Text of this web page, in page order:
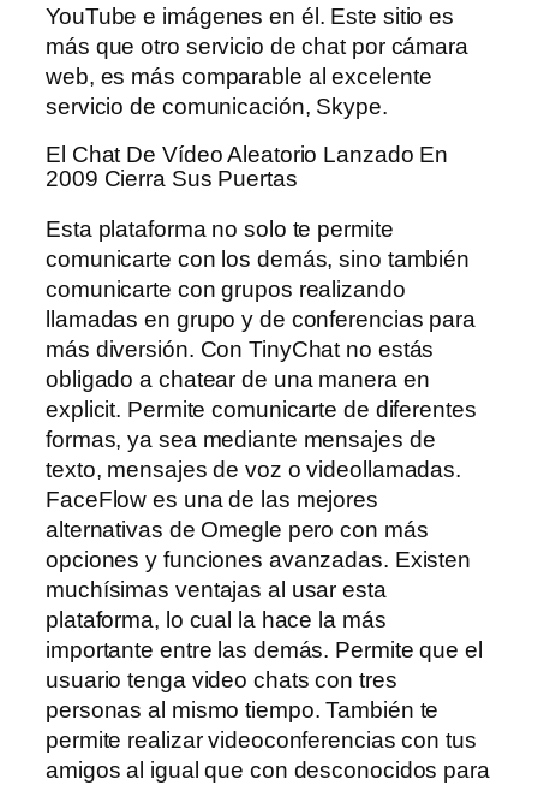
YouTube e imágenes en él. Este sitio es
más que otro servicio de chat por cámara
web, es más comparable al excelente
servicio de comunicación, Skype.
El Chat De Vídeo Aleatorio Lanzado En
2009 Cierra Sus Puertas
Esta plataforma no solo te permite
comunicarte con los demás, sino también
comunicarte con grupos realizando
llamadas en grupo y de conferencias para
más diversión. Con TinyChat no estás
obligado a chatear de una manera en
explicit. Permite comunicarte de diferentes
formas, ya sea mediante mensajes de
texto, mensajes de voz o videollamadas.
FaceFlow es una de las mejores
alternativas de Omegle pero con más
opciones y funciones avanzadas. Existen
muchísimas ventajas al usar esta
plataforma, lo cual la hace la más
importante entre las demás. Permite que el
usuario tenga video chats con tres
personas al mismo tiempo. También te
permite realizar videoconferencias con tus
amigos al igual que con desconocidos para